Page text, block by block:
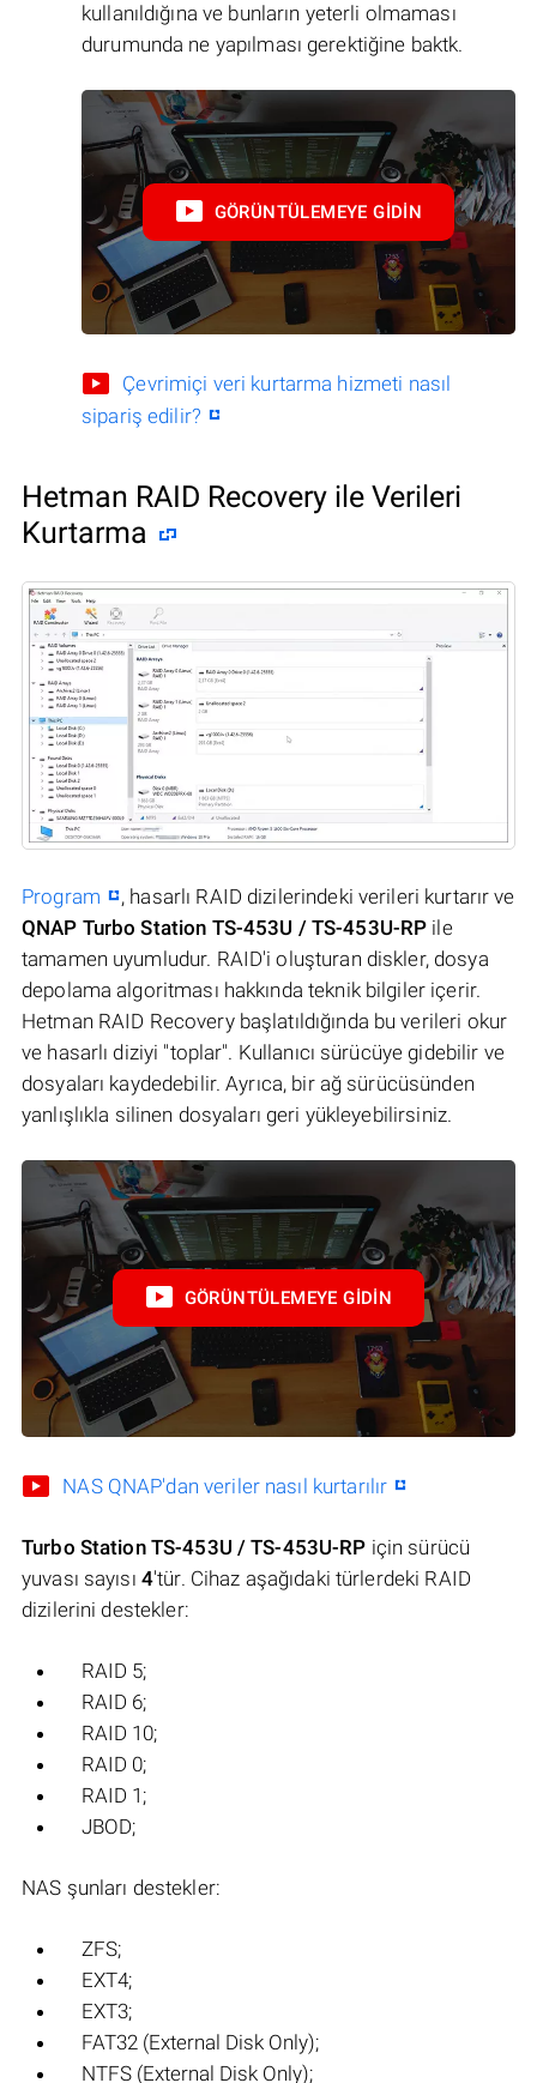
kullanıldığına ve bunların yeterli olmaması
durumunda ne yapılması gerektiğine baktk.
GÖRÜNTÜLEMEYE GIDIN
Çevrimiçi veri kurtarma hizmeti nasıl
sipariş edilir?
Hetman RAID Recovery ile Verileri
Kurtarma
Program
, hasarlı RAID dizilerindeki verileri kurtarır ve
QNAP Turbo Station TS-453U / TS-453U-RP ile
tamamen uyumludur. RAID'i oluşturan diskler, dosya
depolama algoritması hakkında teknik bilgiler içerir.
Hetman RAID Recovery başlatıldığında bu verileri okur
ve hasarlı diziyi "toplar". Kullanıcı sürücüye gidebilir ve
dosyaları kaydedebilir. Ayrıca, bir ağ sürücüsünden
yanlışlıkla silinen dosyaları geri yükleyebilirsiniz.
GÖRÜNTÜLEMEYE GIDIN
NAS QNAP'dan veriler nasıl kurtarılır
Turbo Station TS-453U / TS-453U-RP için sürücü
yuvası sayısı 4'tür. Cihaz aşağıdaki türlerdeki RAID
dizilerini destekler:
RAID 5;
RAID 6;
RAID 10;
RAID 0;
RAID 1;
JBOD;
NAS şunları destekler:
ZFS;
EXT4;
EXT3;
FAT32 (External Disk Only);
NTFS (External Disk Only);